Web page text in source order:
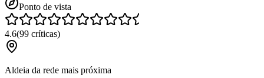
Ponto de vista
4.6(99 críticas)
Aldeia da rede mais próxima